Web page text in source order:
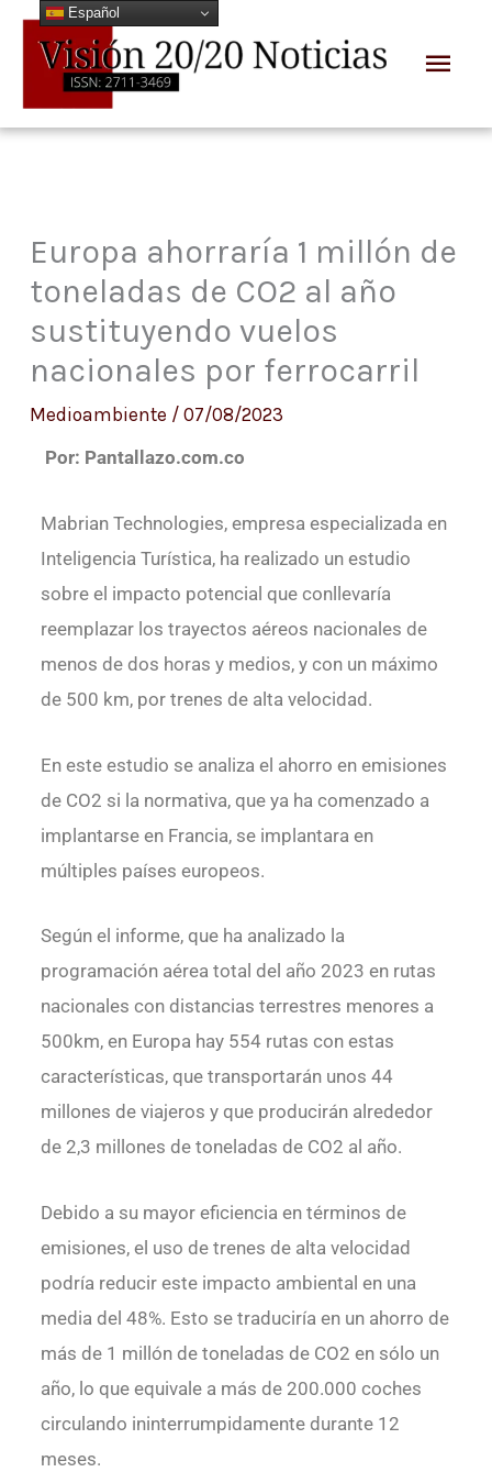
contenido
Europa ahorraría 1 millón de
toneladas de CO2 al año
sustituyendo vuelos
nacionales por ferrocarril
Medioambiente / 07/08/2023
Por: Pantallazo.com.co
Mabrian Technologies, empresa especializada en
Inteligencia Turística, ha realizado un estudio
sobre el impacto potencial que conllevaría
reemplazar los trayectos aéreos nacionales de
menos de dos horas y medios, y con un máximo
de 500 km, por trenes de alta velocidad.
En este estudio se analiza el ahorro en emisiones
de CO2 si la normativa, que ya ha comenzado a
implantarse en Francia, se implantara en
múltiples países europeos.
Según el informe, que ha analizado la
programación aérea total del año 2023 en rutas
nacionales con distancias terrestres menores a
500km, en Europa hay 554 rutas con estas
características, que transportarán unos 44
millones de viajeros y que producirán alrededor
de 2,3 millones de toneladas de CO2 al año.
Debido a su mayor eficiencia en términos de
emisiones, el uso de trenes de alta velocidad
podría reducir este impacto ambiental en una
media del 48%. Esto se traduciría en un ahorro de
más de 1 millón de toneladas de CO2 en sólo un
año, lo que equivale a más de 200.000 coches
circulando ininterrumpidamente durante 12
meses.
Español